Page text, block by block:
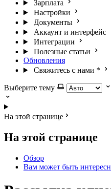
Зарплата
Настройки
Документы
Аккаунт и интерфейс
Интеграции
Полезные статьи
Обновления
Свяжитесь с нами *
Выберите тему
На этой странице
На этой странице
Обзор
Вам может быть